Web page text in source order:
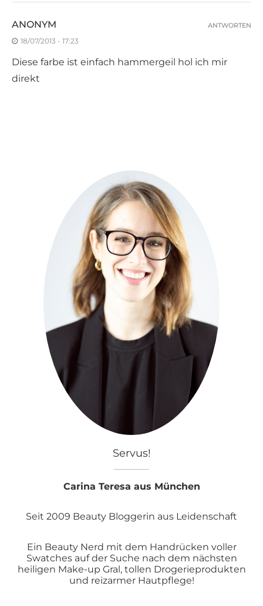
ANONYM
18/07/2013 - 17:23
Diese farbe ist einfach hammergeil hol ich mir
direkt
ANTWORTEN
Servus!
Carina Teresa aus München
Seit 2009 Beauty Bloggerin aus Leidenschaft
Ein Beauty Nerd mit dem Handrücken voller
Swatches auf der Suche nach dem nächsten
heiligen Make-up Gral, tollen Drogerieprodukten
und reizarmer Hautpflege!